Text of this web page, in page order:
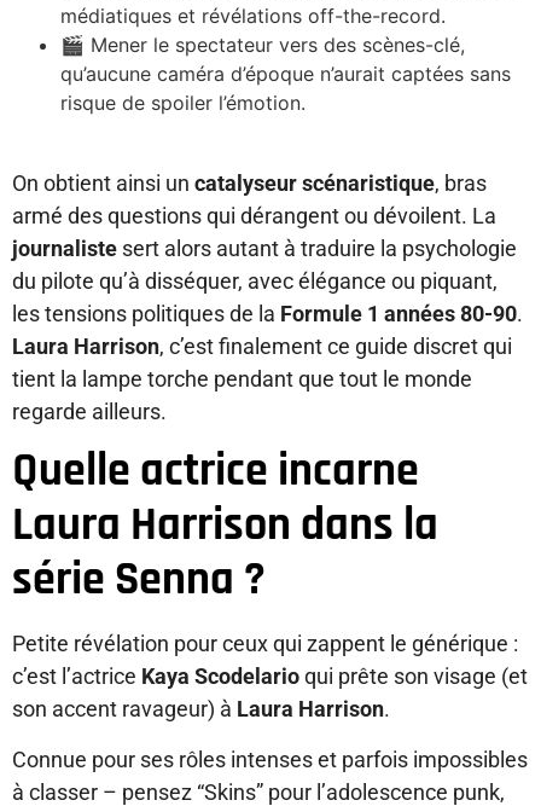
médiatiques et révélations off-the-record.
🎬 Mener le spectateur vers des scènes-clé,
qu’aucune caméra d’époque n’aurait captées sans
risque de spoiler l’émotion.
On obtient ainsi un catalyseur scénaristique, bras
armé des questions qui dérangent ou dévoilent. La
journaliste sert alors autant à traduire la psychologie
du pilote qu’à disséquer, avec élégance ou piquant,
les tensions politiques de la Formule 1 années 80-90.
Laura Harrison, c’est finalement ce guide discret qui
tient la lampe torche pendant que tout le monde
regarde ailleurs.
Quelle actrice incarne
Laura Harrison dans la
série Senna ?
Petite révélation pour ceux qui zappent le générique :
c’est l’actrice Kaya Scodelarioqui prête son visage (et
son accent ravageur) à Laura Harrison.
Connue pour ses rôles intenses et parfois impossibles
à classer – pensez “Skins” pour l’adolescence punk,